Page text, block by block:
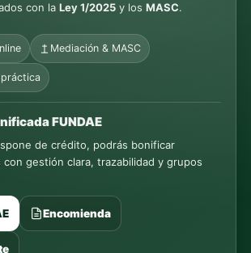
con la Ley 1/2025 y los MASC.
Mediación & MASC
FUNDAE
de crédito, podrás bonificar
gestión clara, trazabilidad y grupos
Encomienda